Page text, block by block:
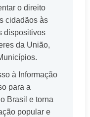
o direito
cidadãos às
dispositivos
da União,
à Informação
para a
Brasil e torna
popular e